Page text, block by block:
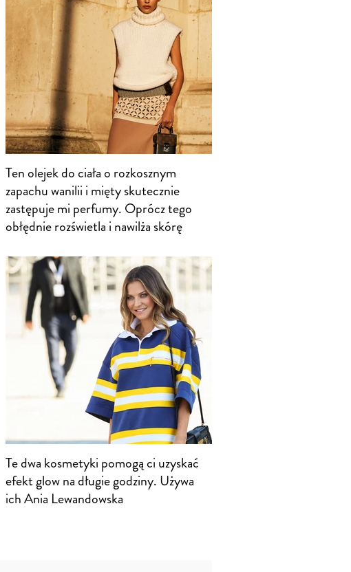
Ten olejek do ciała o rozkosznym
zapachu wanilii i mięty skutecznie
zastępuje mi perfumy. Oprócz tego
obłędnie rozświetla i nawilża skórę
Te dwa kosmetyki pomogą ci uzyskać
efekt glow na długie godziny. Używa
ich Ania Lewandowska